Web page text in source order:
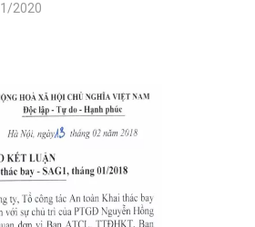
2020